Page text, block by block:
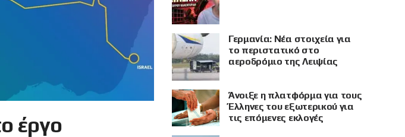
έργο
Γερμανία: Νέα στοιχεία για
το περιστατικό στο
αεροδρόμιο της Λειψίας
Άνοιξε η πλατφόρμα για τους
Έλληνες του εξωτερικού για
τις επόμενες εκλογές